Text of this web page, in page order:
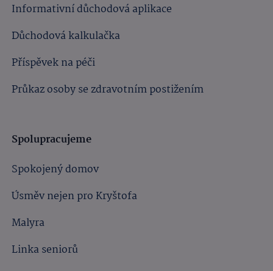
Informativní důchodová aplikace
Důchodová kalkulačka
Příspěvek na péči
Průkaz osoby se zdravotním postižením
Spolupracujeme
Spokojený domov
Úsměv nejen pro Kryštofa
Malyra
Linka seniorů